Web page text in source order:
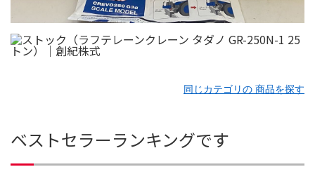
同じカテゴリの 商品を探す
ベストセラーランキングです